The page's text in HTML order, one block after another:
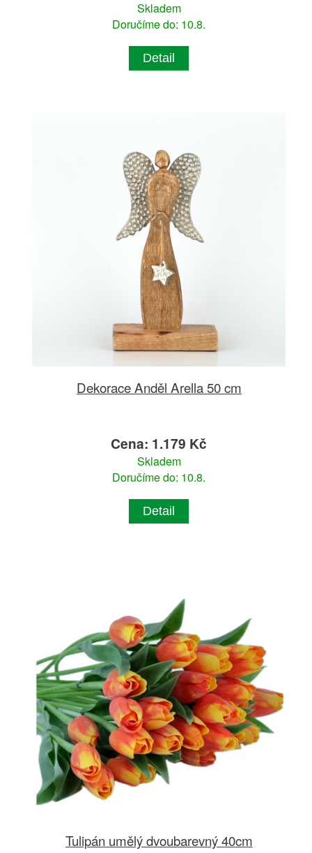
Skladem
Doručíme do: 10.8.
Detail
Dekorace Anděl Arella 50 cm
Cena: 1.179 Kč
Skladem
Doručíme do: 10.8.
Detail
Tulipán umělý dvoubarevný 40cm